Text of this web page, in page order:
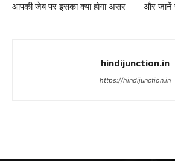
आपकी जेब पर इसका क्या होगा असर
और जानें
hindijunction.in
https://hindijunction.in